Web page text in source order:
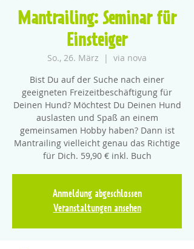
Mantrailing: Seminar für
Einsteiger
So., 26. März
  |
via nova
Bist Du auf der Suche nach einer
geeigneten Freizeitbeschäftigung für
Deinen Hund? Möchtest Du Deinen Hund
auslasten und Spaß an einem
gemeinsamen Hobby haben? Dann ist
Mantrailing vielleicht genau das Richtige
für Dich. 59,90 € inkl. Buch
Anmeldung abgeschlossen
Veranstaltungen ansehen